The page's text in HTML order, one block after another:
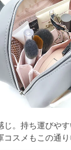
じ。持ち運びや
コスメもこの通